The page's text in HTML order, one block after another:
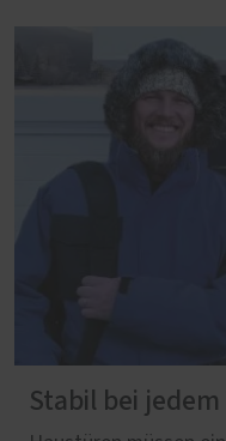
Stabil bei